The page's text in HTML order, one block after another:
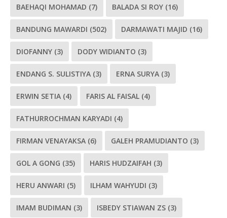
BAEHAQI MOHAMAD (7) BALADA SI ROY (16)
BANDUNG MAWARDI (502) DARMAWATI MAJID (16)
DIOFANNY (3) DODY WIDIANTO (3)
ENDANG S. SULISTIYA (3) ERNA SURYA (3)
ERWIN SETIA (4) FARIS AL FAISAL (4)
FATHURROCHMAN KARYADI (4)
FIRMAN VENAYAKSA (6) GALEH PRAMUDIANTO (3)
GOL A GONG (35) HARIS HUDZAIFAH (3)
HERU ANWARI (5) ILHAM WAHYUDI (3)
IMAM BUDIMAN (3) ISBEDY STIAWAN ZS (3)